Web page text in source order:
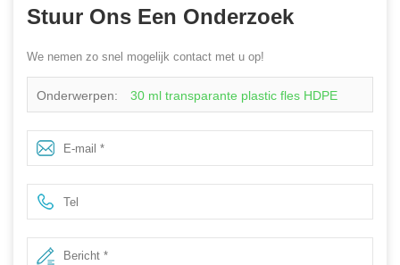
Stuur Ons Een Onderzoek
We nemen zo snel mogelijk contact met u op!
Onderwerpen: 30 ml transparante plastic fles HDPE
cosmetisch pakket serum plastic flessen druppelaars
etherische oliefles